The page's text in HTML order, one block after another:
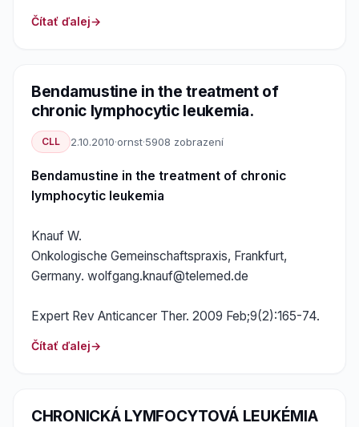
Čítať ďalej
Bendamustine in the treatment of
chronic lymphocytic leukemia.
CLL 2.10.2010·ornst·5908 zobrazení
Bendamustine in the treatment of chronic
lymphocytic leukemia
Knauf W.
Onkologische Gemeinschaftspraxis, Frankfurt,
Germany. wolfgang.knauf@telemed.de
Expert Rev Anticancer Ther. 2009 Feb;9(2):165-74.
Čítať ďalej
CHRONICKÁ LYMFOCYTOVÁ LEUKÉMIA